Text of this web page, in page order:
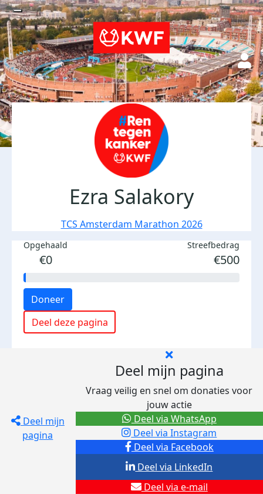
Ezra Salakory
TCS Amsterdam Marathon 2026
Opgehaald
€0
Streefbedrag
€500
Doneer
Deel deze pagina
Deel mijn
pagina
Deel mijn pagina
Vraag veilig en snel om donaties voor
jouw actie
Deel via Facebook
Deel via Instagram
Deel via e-mail
Deel via LinkedIn
Deel via WhatsApp